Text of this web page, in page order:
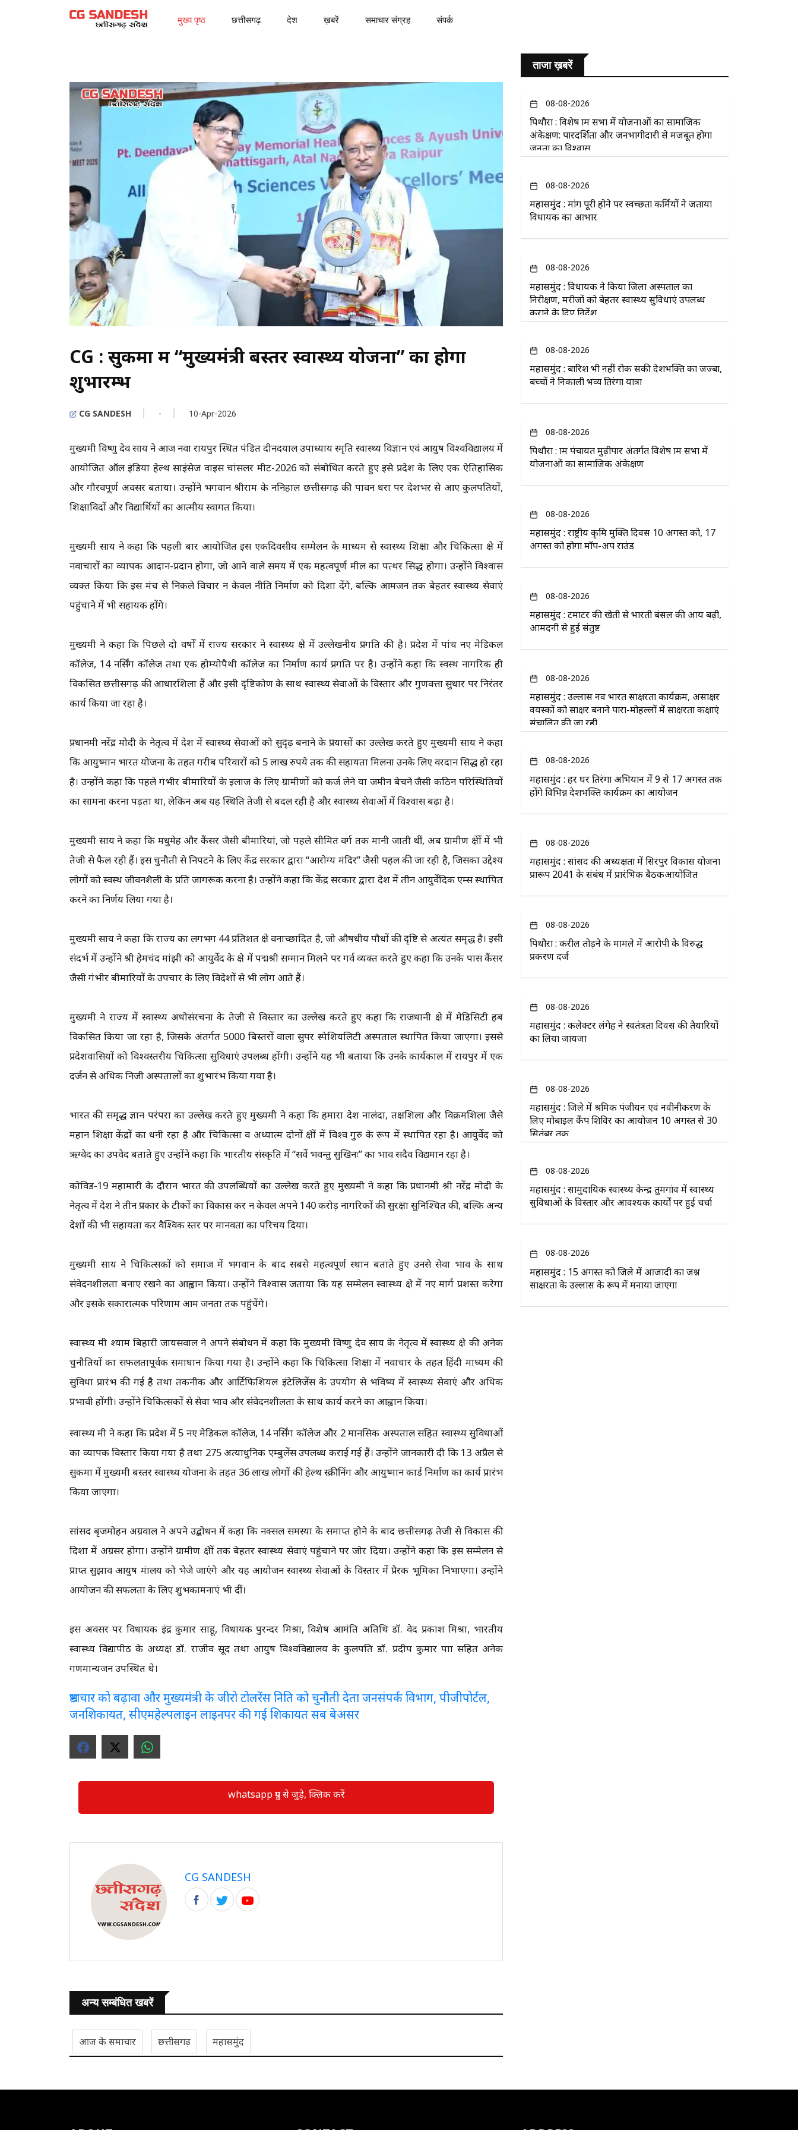
मुख्य पृष्ठ छत्तीसगढ़ देश ख़बरें समाचार संग्रह संपर्क
CG : सुकमा में “मुख्यमंत्री बस्तर स्वास्थ्य योजना” का होगा
शुभारम्भ
CG SANDESH - 10-Apr-2026
मुख्यमंत्री विष्णु देव साय ने आज नवा रायपुर स्थित पंडित दीनदयाल उपाध्याय स्मृति स्वास्थ्य विज्ञान एवं आयुष विश्वविद्यालय में
आयोजित ऑल इंडिया हेल्थ साइंसेज वाइस चांसलर मीट-2026 को संबोधित करते हुए इसे प्रदेश के लिए एक ऐतिहासिक
और गौरवपूर्ण अवसर बताया। उन्होंने भगवान श्रीराम के ननिहाल छत्तीसगढ़ की पावन धरा पर देशभर से आए कुलपतियों,
शिक्षाविदों और विद्यार्थियों का आत्मीय स्वागत किया।
मुख्यमंत्री साय ने कहा कि पहली बार आयोजित इस एकदिवसीय सम्मेलन के माध्यम से स्वास्थ्य शिक्षा और चिकित्सा क्षेत्र में
नवाचारों का व्यापक आदान-प्रदान होगा, जो आने वाले समय में एक महत्वपूर्ण मील का पत्थर सिद्ध होगा। उन्होंने विश्वास
व्यक्त किया कि इस मंच से निकले विचार न केवल नीति निर्माण को दिशा देंगे, बल्कि आमजन तक बेहतर स्वास्थ्य सेवाएं
पहुंचाने में भी सहायक होंगे।
मुख्यमंत्री ने कहा कि पिछले दो वर्षों में राज्य सरकार ने स्वास्थ्य क्षेत्र में उल्लेखनीय प्रगति की है। प्रदेश में पांच नए मेडिकल
कॉलेज, 14 नर्सिंग कॉलेज तथा एक होम्योपैथी कॉलेज का निर्माण कार्य प्रगति पर है। उन्होंने कहा कि स्वस्थ नागरिक ही
विकसित छत्तीसगढ़ की आधारशिला हैं और इसी दृष्टिकोण के साथ स्वास्थ्य सेवाओं के विस्तार और गुणवत्ता सुधार पर निरंतर
कार्य किया जा रहा है।
प्रधानमंत्री नरेंद्र मोदी के नेतृत्व में देश में स्वास्थ्य सेवाओं को सुदृढ़ बनाने के प्रयासों का उल्लेख करते हुए मुख्यमंत्री साय ने कहा
कि आयुष्मान भारत योजना के तहत गरीब परिवारों को 5 लाख रुपये तक की सहायता मिलना उनके लिए वरदान सिद्ध हो रहा
है। उन्होंने कहा कि पहले गंभीर बीमारियों के इलाज के लिए ग्रामीणों को कर्ज लेने या जमीन बेचने जैसी कठिन परिस्थितियों
का सामना करना पड़ता था, लेकिन अब यह स्थिति तेजी से बदल रही है और स्वास्थ्य सेवाओं में विश्वास बढ़ा है।
मुख्यमंत्री साय ने कहा कि मधुमेह और कैंसर जैसी बीमारियां, जो पहले सीमित वर्ग तक मानी जाती थीं, अब ग्रामीण क्षेत्रों में भी
तेजी से फैल रही हैं। इस चुनौती से निपटने के लिए केंद्र सरकार द्वारा “आरोग्य मंदिर” जैसी पहल की जा रही है, जिसका उद्देश्य
लोगों को स्वस्थ जीवनशैली के प्रति जागरूक करना है। उन्होंने कहा कि केंद्र सरकार द्वारा देश में तीन आयुर्वेदिक एम्स स्थापित
करने का निर्णय लिया गया है।
मुख्यमंत्री साय ने कहा कि राज्य का लगभग 44 प्रतिशत क्षेत्र वनाच्छादित है, जो औषधीय पौधों की दृष्टि से अत्यंत समृद्ध है। इसी
संदर्भ में उन्होंने श्री हेमचंद मांझी को आयुर्वेद के क्षेत्र में पद्मश्री सम्मान मिलने पर गर्व व्यक्त करते हुए कहा कि उनके पास कैंसर
जैसी गंभीर बीमारियों के उपचार के लिए विदेशों से भी लोग आते हैं।
मुख्यमंत्री ने राज्य में स्वास्थ्य अधोसंरचना के तेजी से विस्तार का उल्लेख करते हुए कहा कि राजधानी क्षेत्र में मेडिसिटी हब
विकसित किया जा रहा है, जिसके अंतर्गत 5000 बिस्तरों वाला सुपर स्पेशियलिटी अस्पताल स्थापित किया जाएगा। इससे
प्रदेशवासियों को विश्वस्तरीय चिकित्सा सुविधाएं उपलब्ध होंगी। उन्होंने यह भी बताया कि उनके कार्यकाल में रायपुर में एक
दर्जन से अधिक निजी अस्पतालों का शुभारंभ किया गया है।
भारत की समृद्ध ज्ञान परंपरा का उल्लेख करते हुए मुख्यमंत्री ने कहा कि हमारा देश नालंदा, तक्षशिला और विक्रमशिला जैसे
महान शिक्षा केंद्रों का धनी रहा है और चिकित्सा व अध्यात्म दोनों क्षेत्रों में विश्व गुरु के रूप में स्थापित रहा है। आयुर्वेद को
ऋग्वेद का उपवेद बताते हुए उन्होंने कहा कि भारतीय संस्कृति में “सर्वे भवन्तु सुखिनः” का भाव सदैव विद्यमान रहा है।
कोविड-19 महामारी के दौरान भारत की उपलब्धियों का उल्लेख करते हुए मुख्यमंत्री ने कहा कि प्रधानमंत्री श्री नरेंद्र मोदी के
नेतृत्व में देश ने तीन प्रकार के टीकों का विकास कर न केवल अपने 140 करोड़ नागरिकों की सुरक्षा सुनिश्चित की, बल्कि अन्य
देशों की भी सहायता कर वैश्विक स्तर पर मानवता का परिचय दिया।
मुख्यमंत्री साय ने चिकित्सकों को समाज में भगवान के बाद सबसे महत्वपूर्ण स्थान बताते हुए उनसे सेवा भाव के साथ
संवेदनशीलता बनाए रखने का आह्वान किया। उन्होंने विश्वास जताया कि यह सम्मेलन स्वास्थ्य क्षेत्र में नए मार्ग प्रशस्त करेगा
और इसके सकारात्मक परिणाम आम जनता तक पहुंचेंगे।
स्वास्थ्य मंत्री श्याम बिहारी जायसवाल ने अपने संबोधन में कहा कि मुख्यमंत्री विष्णु देव साय के नेतृत्व में स्वास्थ्य क्षेत्र की अनेक
चुनौतियों का सफलतापूर्वक समाधान किया गया है। उन्होंने कहा कि चिकित्सा शिक्षा में नवाचार के तहत हिंदी माध्यम की
सुविधा प्रारंभ की गई है तथा तकनीक और आर्टिफिशियल इंटेलिजेंस के उपयोग से भविष्य में स्वास्थ्य सेवाएं और अधिक
प्रभावी होंगी। उन्होंने चिकित्सकों से सेवा भाव और संवेदनशीलता के साथ कार्य करने का आह्वान किया।
स्वास्थ्य मंत्री ने कहा कि प्रदेश में 5 नए मेडिकल कॉलेज, 14 नर्सिंग कॉलेज और 2 मानसिक अस्पताल सहित स्वास्थ्य सुविधाओं
का व्यापक विस्तार किया गया है तथा 275 अत्याधुनिक एम्बुलेंस उपलब्ध कराई गई हैं। उन्होंने जानकारी दी कि 13 अप्रैल से
सुकमा में मुख्यमंत्री बस्तर स्वास्थ्य योजना के तहत 36 लाख लोगों की हेल्थ स्क्रीनिंग और आयुष्मान कार्ड निर्माण का कार्य प्रारंभ
किया जाएगा।
सांसद बृजमोहन अग्रवाल ने अपने उद्बोधन में कहा कि नक्सल समस्या के समाप्त होने के बाद छत्तीसगढ़ तेजी से विकास की
दिशा में अग्रसर होगा। उन्होंने ग्रामीण क्षेत्रों तक बेहतर स्वास्थ्य सेवाएं पहुंचाने पर जोर दिया। उन्होंने कहा कि इस सम्मेलन से
प्राप्त सुझाव आयुष मंत्रालय को भेजे जाएंगे और यह आयोजन स्वास्थ्य सेवाओं के विस्तार में प्रेरक भूमिका निभाएगा। उन्होंने
आयोजन की सफलता के लिए शुभकामनाएं भी दीं।
इस अवसर पर विधायक इंद्र कुमार साहू, विधायक पुरन्दर मिश्रा, विशेष आमंत्रित अतिथि डॉ. वेद प्रकाश मिश्रा, भारतीय
स्वास्थ्य विद्यापीठ के अध्यक्ष डॉ. राजीव सूद तथा आयुष विश्वविद्यालय के कुलपति डॉ. प्रदीप कुमार पात्रा सहित अनेक
गणमान्यजन उपस्थित थे।
भ्रष्टाचार को बढ़ावा और मुख्यमंत्री के जीरो टोलरेंस निति को चुनौती देता जनसंपर्क विभाग, पीजीपोर्टल,
जनशिकायत, सीएमहेल्पलाइन लाइनपर की गई शिकायत सब बेअसर
whatsapp ग्रुप से जुड़े, क्लिक करें
CG SANDESH
अन्य सम्बंधित खबरें
आज के समाचार छत्तीसगढ़ महासमुंद
ताजा ख़बरें
08-08-2026
पिथौरा : विशेष ग्राम सभा में योजनाओं का सामाजिक
अंकेक्षण: पारदर्शिता और जनभागीदारी से मजबूत होगा
जनता का विश्वास
08-08-2026
महासमुंद : मांग पूरी होने पर स्वच्छता कर्मियों ने जताया
विधायक का आभार
08-08-2026
महासमुंद : विधायक ने किया जिला अस्पताल का
निरीक्षण, मरीजों को बेहतर स्वास्थ्य सुविधाएं उपलब्ध
कराने के दिए निर्देश
08-08-2026
महासमुंद : बारिश भी नहीं रोक सकी देशभक्ति का जज्बा,
बच्चों ने निकाली भव्य तिरंगा यात्रा
08-08-2026
पिथौरा : ग्राम पंचायत मुढ़ीपार अंतर्गत विशेष ग्राम सभा में
योजनाओं का सामाजिक अंकेक्षण
08-08-2026
महासमुंद : राष्ट्रीय कृमि मुक्ति दिवस 10 अगस्त को, 17
अगस्त को होगा मॉप-अप राउंड
08-08-2026
महासमुंद : टमाटर की खेती से भारती बंसल की आय बढ़ी,
आमदनी से हुई संतुष्ट
08-08-2026
महासमुंद : उल्लास नव भारत साक्षरता कार्यक्रम, असाक्षर
वयस्कों को साक्षर बनाने पारा-मोहल्लों में साक्षरता कक्षाएं
संचालित की जा रही
08-08-2026
महासमुंद : हर घर तिरंगा अभियान में 9 से 17 अगस्त तक
होंगे विभिन्न देशभक्ति कार्यक्रम का आयोजन
08-08-2026
महासमुंद : सांसद की अध्यक्षता में सिरपुर विकास योजना
प्रारूप 2041 के संबंध में प्रारंभिक बैठकआयोजित
08-08-2026
पिथौरा : करील तोड़ने के मामले में आरोपी के विरुद्ध
प्रकरण दर्ज
08-08-2026
महासमुंद : कलेक्टर लंगेह ने स्वतंत्रता दिवस की तैयारियों
का लिया जायजा
08-08-2026
महासमुंद : जिले में श्रमिक पंजीयन एवं नवीनीकरण के
लिए मोबाइल कैंप शिविर का आयोजन 10 अगस्त से 30
सितंबर तक
08-08-2026
महासमुंद : सामुदायिक स्वास्थ्य केन्द्र तुमगांव में स्वास्थ्य
सुविधाओं के विस्तार और आवश्यक कार्यों पर हुई चर्चा
08-08-2026
महासमुंद : 15 अगस्त को जिले में आजादी का जश्न
साक्षरता के उल्लास के रूप में मनाया जाएगा